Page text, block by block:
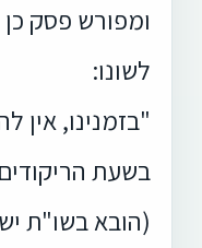
ומפורש פסק כן
לשונו:
"בזמנינו, אין
בשעת
(הובא בשו"ת